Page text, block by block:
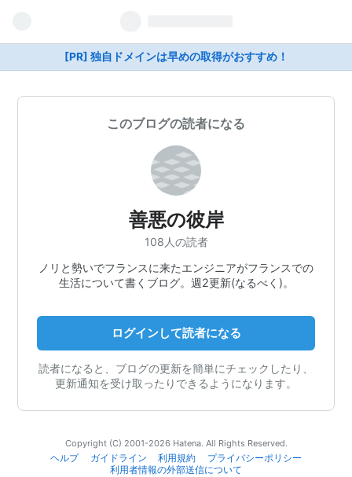
[PR] 独自ドメインは早めの取得がおすすめ！
このブログの読者になる
善悪の彼岸
108人の読者
ノリと勢いでフランスに来たエンジニアがフランスでの
生活について書くブログ。週2更新(なるべく)。
ログインして読者になる
読者になると、ブログの更新を簡単にチェックしたり、
更新通知を受け取ったりできるようになります。
Copyright (C) 2001-2026 Hatena. All Rights Reserved.
ヘルプ
ガイドライン 利用規約
プライバシーポリシー
利用者情報の外部送信について